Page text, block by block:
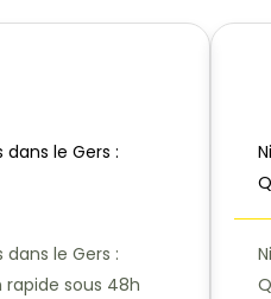
dans le Gers :
dans le Gers :
rapide sous 48h